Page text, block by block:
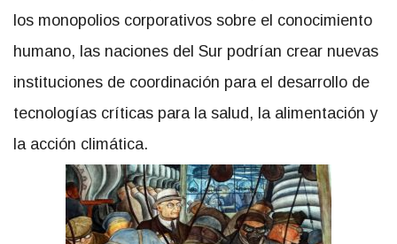
los monopolios corporativos sobre el conocimiento
humano, las naciones del Sur podrían crear nuevas
instituciones de coordinación para el desarrollo de
tecnologías críticas para la salud, la alimentación y
la acción climática.